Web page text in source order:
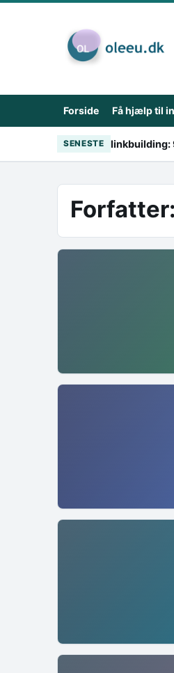
Forside Få hjælp til
SENESTE linkbuilding:
Forfatter: